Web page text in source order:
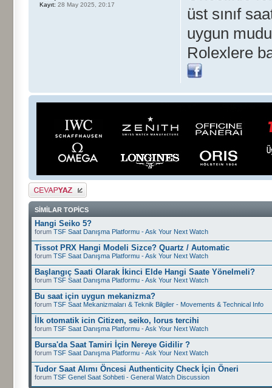
üst sınıf
uygun
Rolexlere
Kayıt: 28 May 2025, 20:17
Cevap gönder
SIMILAR TOPICS
Hangi Seiko 5?
forum TSF Saat Danışma Platformu - Ask Your Next Watch
Tissot PRX Hangi Modeli Sizce? Quartz / Automatic
forum TSF Saat Danışma Platformu - Ask Your Next Watch
Başlangıç Saati Olarak İkinci Elde Hangi Saate Yönelmeli?
forum TSF Saat Danışma Platformu - Ask Your Next Watch
Bu saat için uygun mekanizma?
forum TSF Saat Mekanizmaları & Teknik Bilgiler - Movements & Technical Info
İlk otomatik icin Citizen, seiko, lorus tercihi
forum TSF Saat Danışma Platformu - Ask Your Next Watch
Bursa'da Saat Tamiri İçin Nereye Gidilir ?
forum TSF Saat Danışma Platformu - Ask Your Next Watch
Tudor Saat Alımı Öncesi Authenticity Check İçin Öneri
forum TSF Genel Saat Sohbeti - General Watch Discussion